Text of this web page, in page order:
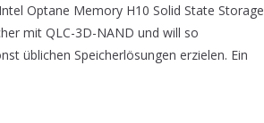
Optane Memory H10 Solid State Storage
mit QLC-3D-NAND und will so
üblichen Speicherlösungen erzielen. Ein